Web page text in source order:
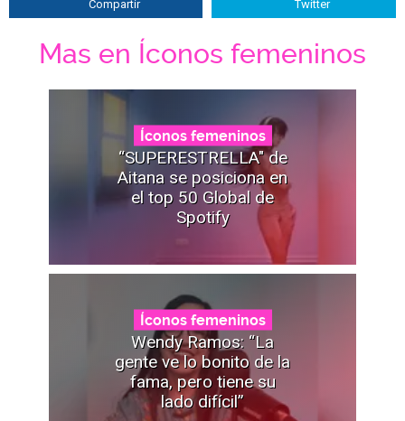
Compartir Twitter
Mas en Íconos femeninos
Íconos femeninos
“SUPERESTRELLA" de
Aitana se posiciona en
el top 50 Global de
Spotify
Íconos femeninos
Wendy Ramos: “La
gente ve lo bonito de la
fama, pero tiene su
lado difícil”